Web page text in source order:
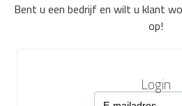
Bent u een bedrijf en wilt u klant
op!
Login